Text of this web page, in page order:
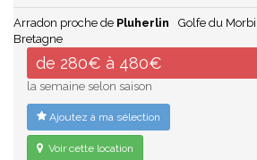
Arradon proche de Pluherlin Golfe du
Bretagne
de 280€ à 480€
la semaine selon saison
Ajoutez à ma sélection
Voir cette location